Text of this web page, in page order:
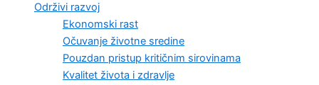
Održivi razvoj
Ekonomski rast
Očuvanje životne sredine
Pouzdan pristup kritičnim sirovinama
Kvalitet života i zdravlje